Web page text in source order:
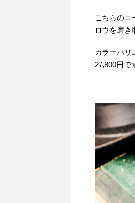
こちらのコ
ロウを磨き
カラーバリ
27,800円で